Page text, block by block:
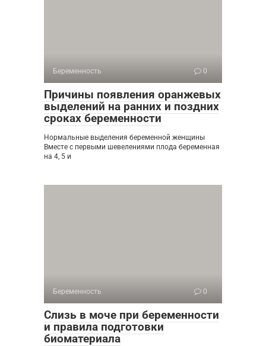
Беременность 0
Причины появления оранжевых
выделений на ранних и поздних
сроках беременности
Нормальные выделения беременной женщины
Вместе с первыми шевелениями плода беременная
на 4, 5 и
Беременность 0
Слизь в моче при беременности
и правила подготовки
биоматериала